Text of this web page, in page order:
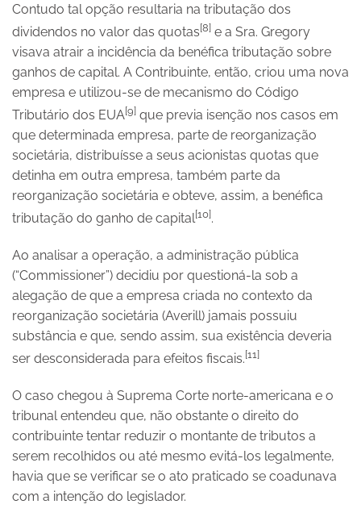
Contudo tal opção resultaria na tributação dos
dividendos no valor das quotas[8] e a Sra. Gregory
visava atrair a incidência da benéfica tributação sobre
ganhos de capital. A Contribuinte, então, criou uma nova
empresa e utilizou-se de mecanismo do Código
Tributário dos EUA[9] que previa isenção nos casos em
que determinada empresa, parte de reorganização
societária, distribuísse a seus acionistas quotas que
detinha em outra empresa, também parte da
reorganização societária e obteve, assim, a benéfica
tributação do ganho de capital[10].
Ao analisar a operação, a administração pública
(“Commissioner”) decidiu por questioná-la sob a
alegação de que a empresa criada no contexto da
reorganização societária (Averill) jamais possuiu
substância e que, sendo assim, sua existência deveria
ser desconsiderada para efeitos fiscais.[11]
O caso chegou à Suprema Corte norte-americana e o
tribunal entendeu que, não obstante o direito do
contribuinte tentar reduzir o montante de tributos a
serem recolhidos ou até mesmo evitá-los legalmente,
havia que se verificar se o ato praticado se coadunava
com a intenção do legislador.